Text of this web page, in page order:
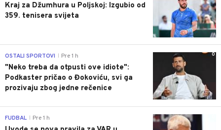
Kraj za Džumhura u Poljskoj: Izgubio od
359. tenisera svijeta
0
OSTALI SPORTOVI Pre 1 h
"Neko treba da otpusti ove idiote":
Podkaster pričao o Đokoviću, svi ga
prozivaju zbog jedne rečenice
FUDBAL Pre 1 h